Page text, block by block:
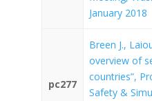
January 2018
pc277
Breen J.,
overview of
countries”,
Safety &